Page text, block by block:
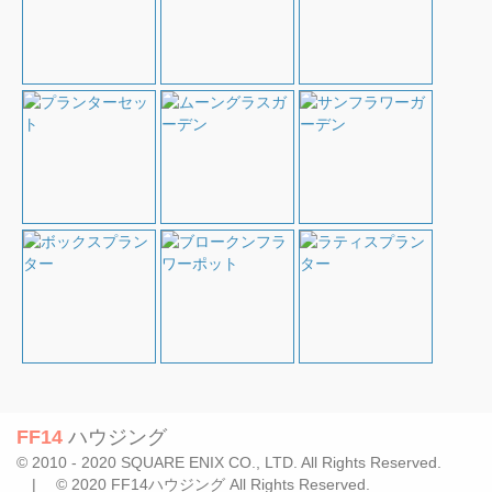
FF14 ハウジング
© 2010 - 2020 SQUARE ENIX CO., LTD. All Rights Reserved.
| © 2020 FF14ハウジング All Rights Reserved.